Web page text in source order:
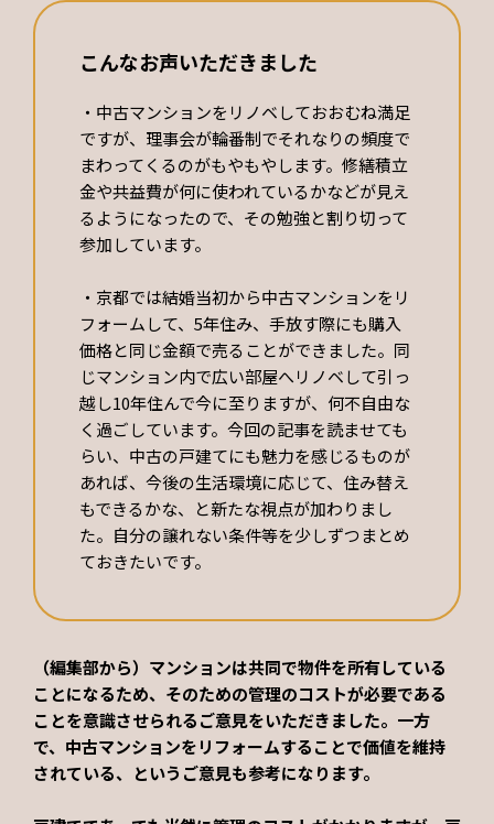
こんなお声いただきました
・中古マンションをリノベしておおむね満足
ですが、理事会が輪番制でそれなりの頻度で
まわってくるのがもやもやします。修繕積立
金や共益費が何に使われているかなどが見え
るようになったので、その勉強と割り切って
参加しています。
・京都では結婚当初から中古マンションをリ
フォームして、5年住み、手放す際にも購入
価格と同じ金額で売ることができました。同
じマンション内で広い部屋へリノベして引っ
越し10年住んで今に至りますが、何不自由な
く過ごしています。今回の記事を読ませても
らい、中古の戸建てにも魅力を感じるものが
あれば、今後の生活環境に応じて、住み替え
もできるかな、と新たな視点が加わりまし
た。自分の譲れない条件等を少しずつまとめ
ておきたいです。
（編集部から）マンションは共同で物件を所有している
ことになるため、そのための管理のコストが必要である
ことを意識させられるご意見をいただきました。一方
で、中古マンションをリフォームすることで価値を維持
されている、というご意見も参考になります。